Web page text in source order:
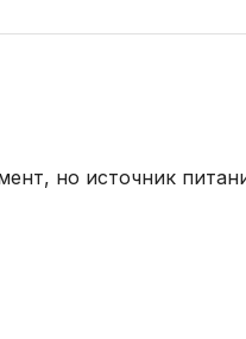
но источник